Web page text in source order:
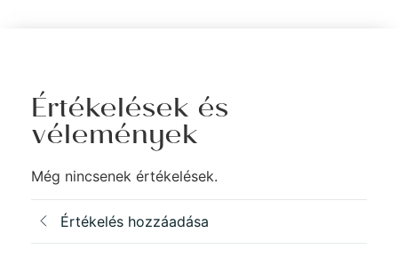
Értékelések és
vélemények
Még nincsenek értékelések.
Értékelés hozzáadása